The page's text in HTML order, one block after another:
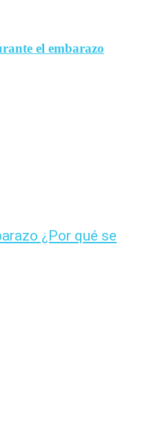
el embarazo
¿Por qué se